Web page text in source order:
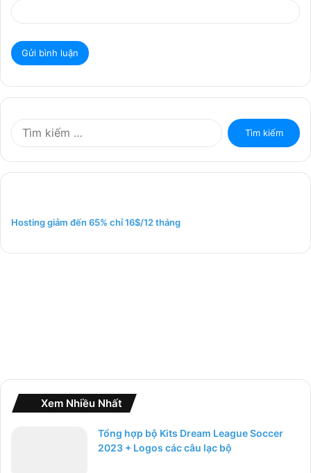
o
Hosting giảm đến 65% chỉ 16$/12 tháng
Xem Nhiều Nhất
Tổng hợp bộ Kits Dream League Soccer
2023 + Logos các câu lạc bộ